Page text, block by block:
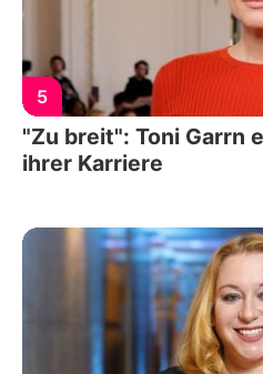
5
"Zu breit": Toni Garrn
ihrer Karriere